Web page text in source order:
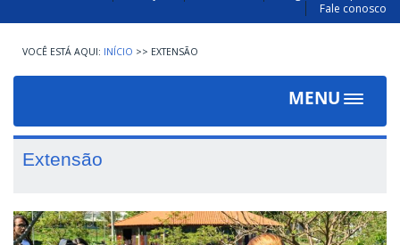
Fale conosco
INÍCIO >> EXTENSÃO
MENU
Toggle
Extensão
Previous Next